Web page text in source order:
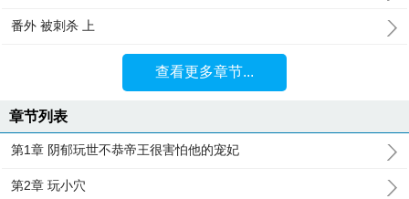
番外 被刺杀 上
查看更多章节...
章节列表
第1章 阴郁玩世不恭帝王很害怕他的宠妃
第2章 玩小穴